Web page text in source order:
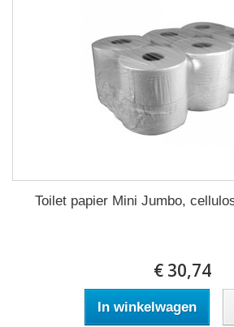
Toilet papier Mini Jumbo,
€ 30,74
In winkelwagen